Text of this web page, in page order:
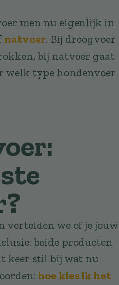
men nu eigenlijk in
natvoer. Bij droogvoer
bij natvoer gaat
welk type hondenvoer
vertelden we of je jouw
beide producten
keer stil bij wat nu
hoe kies ik het